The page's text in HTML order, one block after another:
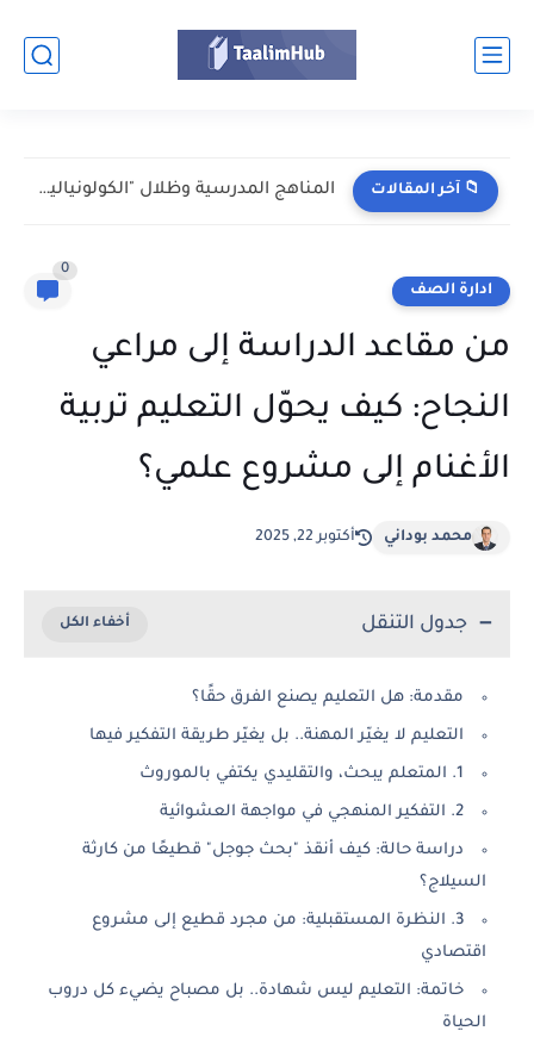
📁 آخر المقالات المناهج المدرسية وظلال "الكولونيالية": كيف زُيِّف التاريخ السياسي لشمال إفريقيا...
ادارة الصف
0
من مقاعد الدراسة إلى مراعي
النجاح: كيف يحوّل التعليم تربية
الأغنام إلى مشروع علمي؟
محمد بوداني أكتوبر 22, 2025
جدول التنقل
مقدمة: هل التعليم يصنع الفرق حقًا؟
التعليم لا يغيّر المهنة.. بل يغيّر طريقة التفكير فيها
1. المتعلم يبحث، والتقليدي يكتفي بالموروث
2. التفكير المنهجي في مواجهة العشوائية
دراسة حالة: كيف أنقذ "بحث جوجل" قطيعًا من كارثة
السيلاج؟
3. النظرة المستقبلية: من مجرد قطيع إلى مشروع
اقتصادي
خاتمة: التعليم ليس شهادة.. بل مصباح يضيء كل دروب
الحياة